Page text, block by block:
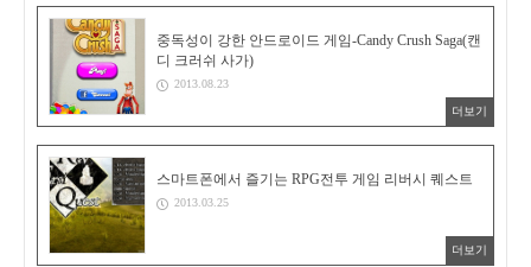
중독성이 강한 안드로이드 게임-Candy Crush Saga(캔
디 크러쉬 사가)
2013.08.23
더보기
스마트폰에서 즐기는 RPG전투 게임 리버시 퀘스트
2013.03.25
더보기